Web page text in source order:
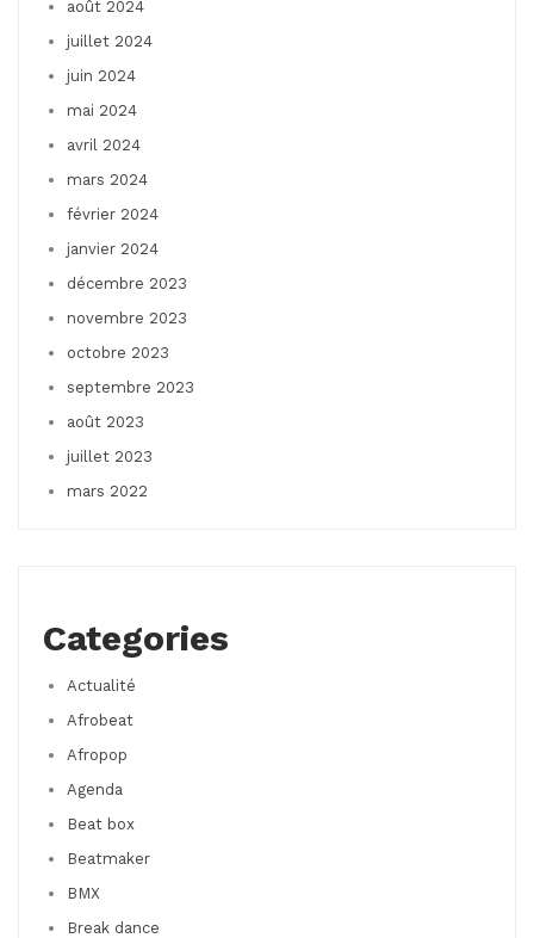
août 2024
juillet 2024
juin 2024
mai 2024
avril 2024
mars 2024
février 2024
janvier 2024
décembre 2023
novembre 2023
octobre 2023
septembre 2023
août 2023
juillet 2023
mars 2022
Categories
Actualité
Afrobeat
Afropop
Agenda
Beat box
Beatmaker
BMX
Break dance